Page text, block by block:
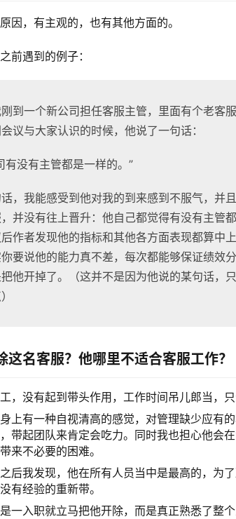
因，有主观的，也有其他方面的。
前遇到的例子：
到一个新公司担任客服主管，里面有个老客
议与大家认识的时候，他说了一句话：
有没有主管都是一样的。”
，我能感受到他对我的到来感到不服气，并
并没有往上晋升：他自己都觉得有没有主管
作者发现他的指标和其他各方面表现都算中
要说他的能力真不差，每次都能够保证绩效
他开掉了。（这并不是因为他说的某句话，
这名客服？他哪里不适合客服工作？
，没有起到带头作用，工作时间吊儿郎当，
上有一种自视清高的感觉，对管理缺少应有
带起团队来肯定会吃力。同时我也担心他会
来不必要的困难。
后我发现，他在所有人员当中是最高的，为
有经验的重新带。
一入职就立马把他开除，而是真正熟悉了整